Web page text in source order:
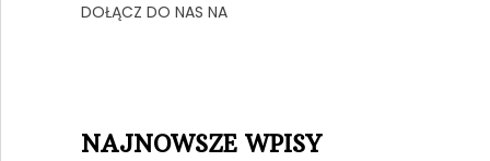
DOŁĄCZ DO NAS NA
NAJNOWSZE WPISY